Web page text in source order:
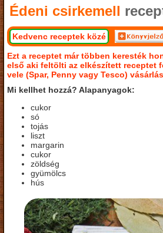
Édeni csirkemell
Kedvenc receptek közé
Ezt a receptet már többen keresték
első aki feltölti az elkészített receptet
vele (Spar, Penny vagy Tesco)
Mi kellhet hozzá? Alapanyagok:
cukor
só
tojás
liszt
margarin
cukor
zöldség
gyümölcs
hús